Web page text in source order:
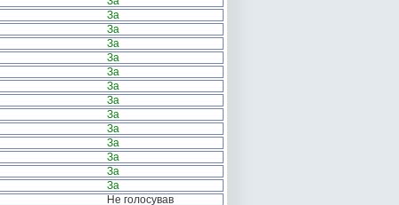
За
За
За
За
За
За
За
За
За
За
За
За
За
Не голосував